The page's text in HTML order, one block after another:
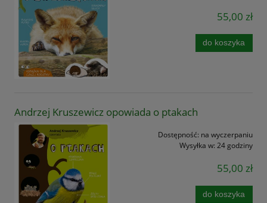
55,00 zł
do koszyka
Andrzej Kruszewicz opowiada o ptakach
Dostępność: na wyczerpaniu
Wysyłka w: 24 godziny
55,00 zł
do koszyka